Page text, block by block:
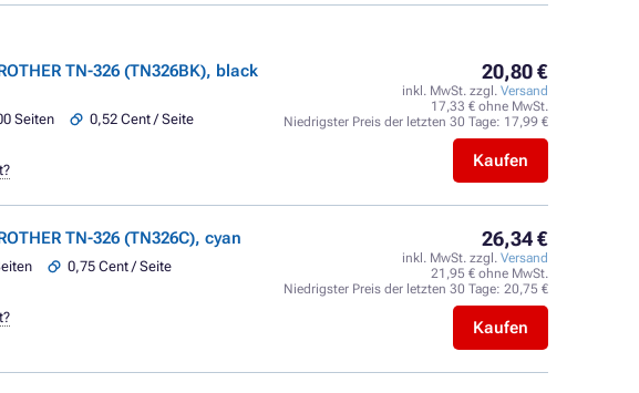
TN-326 (TN326BK), black
Seiten
0,52 Cent / Seite
20,80 €
inkl. MwSt. zzgl. Versand
17,33 € ohne MwSt.
Niedrigster Preis der letzten 30 Tage: 17,99 €
Kaufen
TN-326 (TN326C), cyan
0,75 Cent / Seite
26,34 €
inkl. MwSt. zzgl. Versand
21,95 € ohne MwSt.
Niedrigster Preis der letzten 30 Tage: 20,75 €
Kaufen